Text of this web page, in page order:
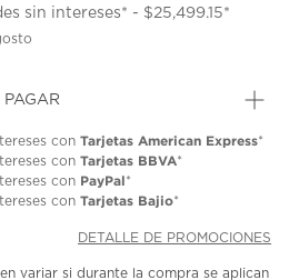
sin intereses* - $25,499.15*
PAGAR
con Tarjetas American Express*
con Tarjetas BBVA*
con PayPal*
con Tarjetas Bajio*
DETALLE DE PROMOCIONES
variar si durante la compra se aplican